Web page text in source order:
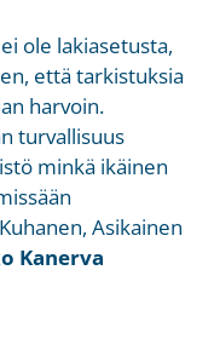
ole lakiasetusta,
että tarkistuksia
harvoin.
turvallisuus
minkä ikäinen
Asikainen
Kanerva